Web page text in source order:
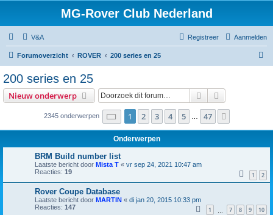
MG-Rover Club Nederland
V&A Aanmelden
Registreer
Forumoverzicht ROVER 200 series en 25
200 series en 25
Nieuw onderwerp Zoek
2345 onderwerpen Pagina van 47
1 2 3 4 5 47
Onderwerpen
BRM Build number list
Laatste bericht door Mista T « vr sep 24, 2021 10:47 am
Reacties: 19 1 2
Rover Coupe Database
Laatste bericht door MARTIN « di jan 20, 2015 10:33 pm
Reacties: 147 1 7 8 9 10